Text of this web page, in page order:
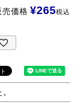
売価格 ¥265税込